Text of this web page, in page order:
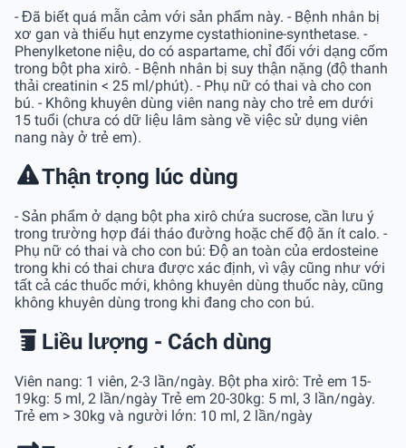
- Đã biết quá mẫn cảm với sản phẩm này. - Bệnh nhân bị
xơ gan và thiếu hụt enzyme cystathionine-synthetase. -
Phenylketone niệu, do có aspartame, chỉ đối với dạng cốm
trong bột pha xirô. - Bệnh nhân bị suy thận nặng (độ thanh
thải creatinin < 25 ml/phút). - Phụ nữ có thai và cho con
bú. - Không khuyên dùng viên nang này cho trẻ em dưới
15 tuổi (chưa có dữ liệu lâm sàng về việc sử dụng viên
nang này ở trẻ em).
Thận trọng lúc dùng
- Sản phẩm ở dạng bột pha xirô chứa sucrose, cần lưu ý
trong trường hợp đái tháo đường hoặc chế độ ăn ít calo. -
Phụ nữ có thai và cho con bú: Độ an toàn của erdosteine
trong khi có thai chưa được xác định, vì vậy cũng như với
tất cả các thuốc mới, không khuyên dùng thuốc này, cũng
không khuyên dùng trong khi đang cho con bú.
Liều lượng - Cách dùng
Viên nang: 1 viên, 2-3 lần/ngày. Bột pha xirô: Trẻ em 15-
19kg: 5 ml, 2 lần/ngày Trẻ em 20-30kg: 5 ml, 3 lần/ngày.
Trẻ em > 30kg và người lớn: 10 ml, 2 lần/ngày